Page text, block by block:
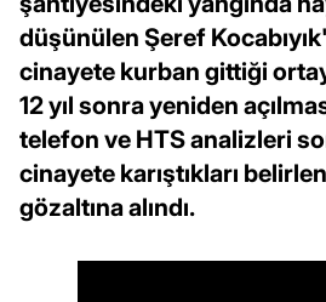
düşünülen Şeref
cinayete kurban gittiği
12 yıl sonra yeniden
telefon ve HTS analizleri
cinayete karıştıkları
gözaltına alındı.